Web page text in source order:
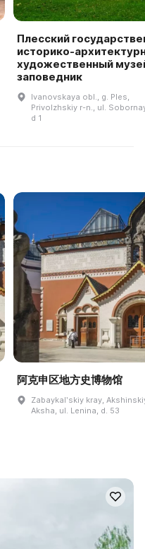
Плесский
историко-
художественный
заповедник
Ivanovskaya obl., g. Ples,
Privolzhskiy r-n., ul.
d 1
阿克申区地方史博物馆
Zabaykalʹskiy kray,
Aksha, ul. Lenina, d. 53